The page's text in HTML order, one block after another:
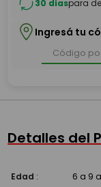
30 díaspara
Ingresá tu
Detalles del
Edad : 6 a 9